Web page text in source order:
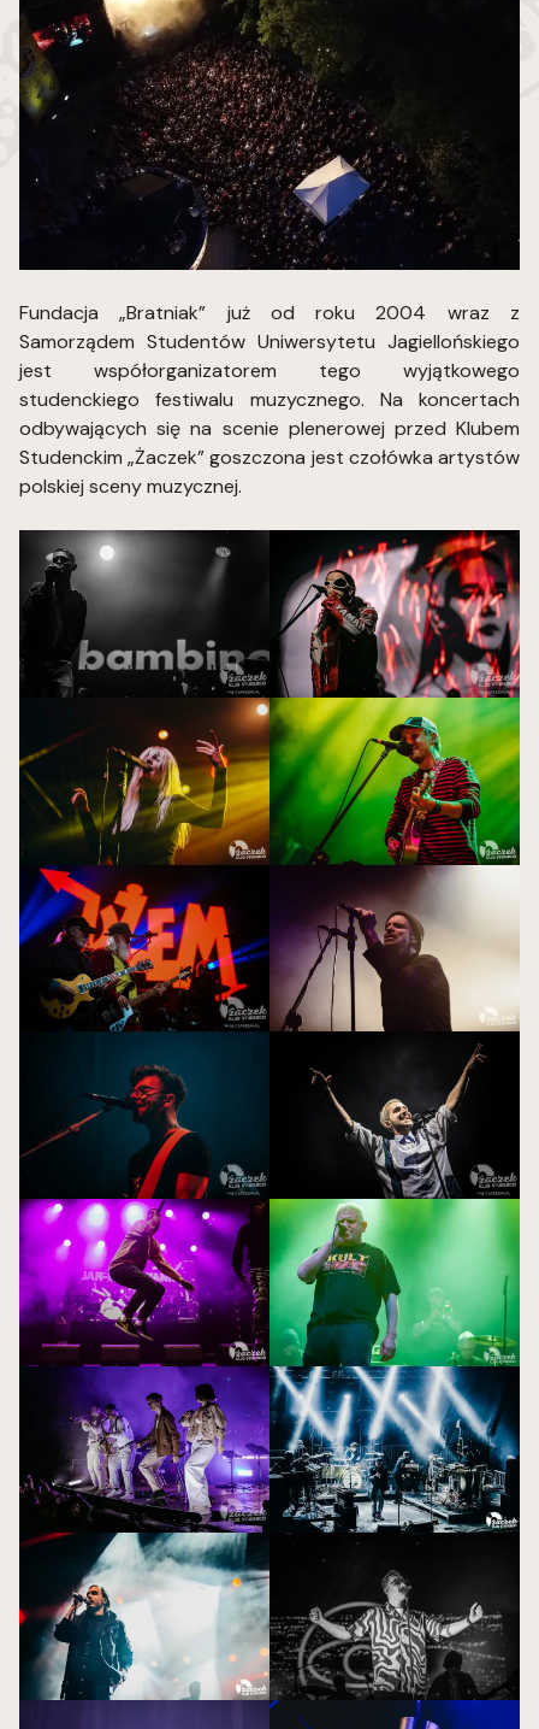
Fundacja „Bratniak” już od roku 2004 wraz z
Samorządem Studentów Uniwersytetu Jagiellońskiego
jest współorganizatorem tego wyjątkowego
studenckiego festiwalu muzycznego. Na koncertach
odbywających się na scenie plenerowej przed Klubem
Studenckim „Żaczek” goszczona jest czołówka artystów
polskiej sceny muzycznej.